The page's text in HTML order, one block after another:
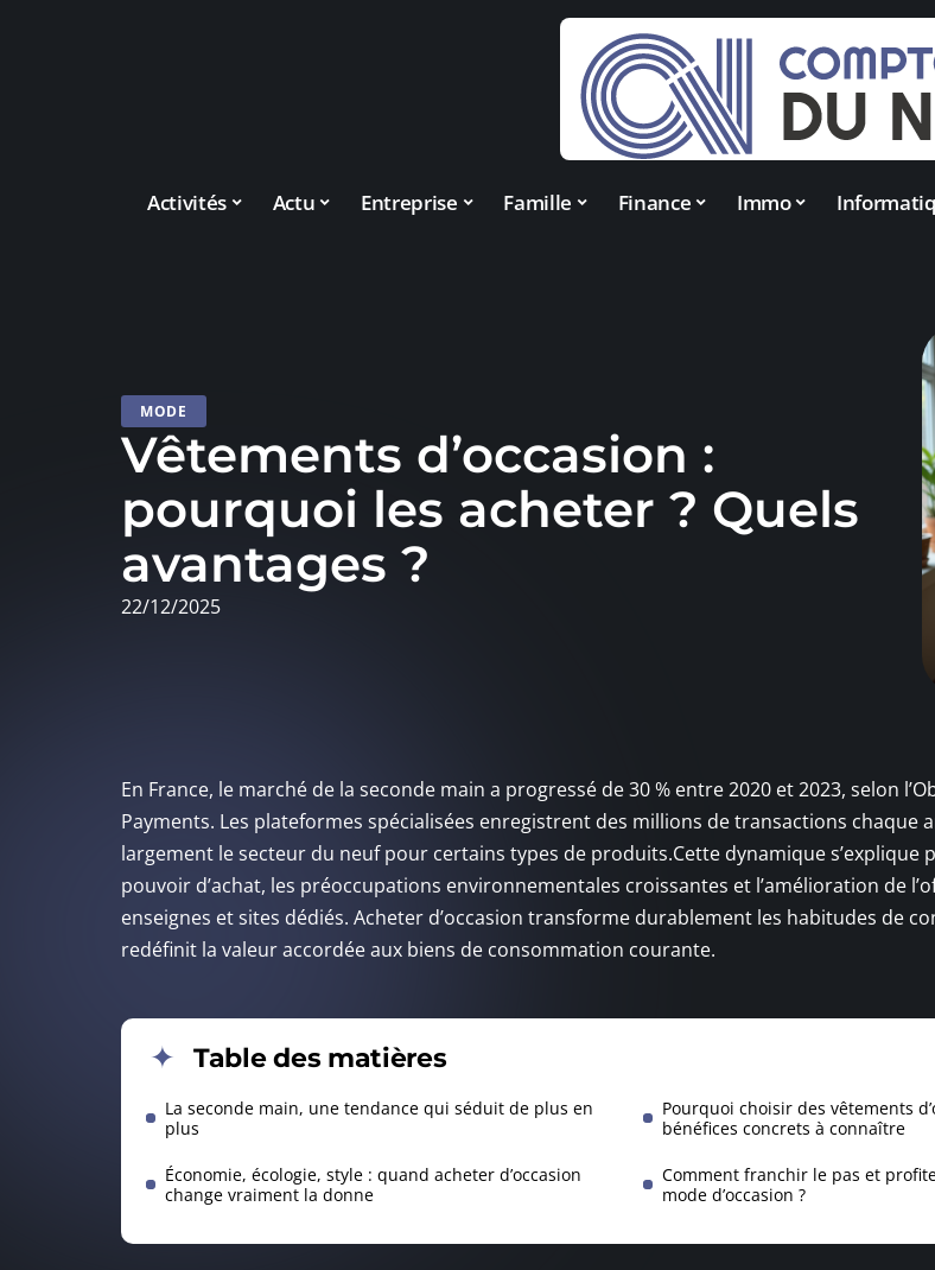
Activités Actu Entreprise Famille Finance Immo
MODE
Vêtements d’occasion :
pourquoi les acheter ? Quels
avantages ?
22/12/2025
En France, le marché de la seconde main a progressé de 30 % entre 2020 et 2023, selon
Payments. Les plateformes spécialisées enregistrent des millions de transactions chaque
largement le secteur du neuf pour certains types de produits.Cette dynamique s’explique
pouvoir d’achat, les préoccupations environnementales croissantes et l’amélioration de
enseignes et sites dédiés. Acheter d’occasion transforme durablement les habitudes de
redéfinit la valeur accordée aux biens de consommation courante.
Table des matières
La seconde main, une tendance qui séduit de plus en
plus
Pourquoi choisir des vêtements
bénéfices concrets à connaître
Économie, écologie, style : quand acheter d’occasion
change vraiment la donne
Comment franchir le pas et
mode d’occasion ?